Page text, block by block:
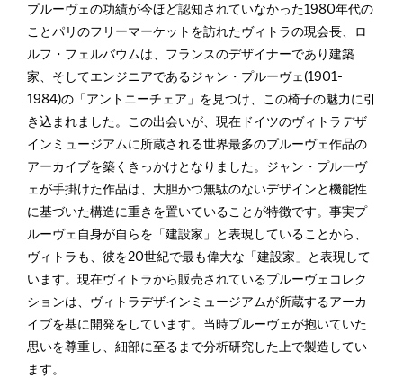
プルーヴェの功績が今ほど認知されていなかった1980年代の
ことパリのフリーマーケットを訪れたヴィトラの現会長、ロ
ルフ・フェルバウムは、フランスのデザイナーであり建築
家、そしてエンジニアであるジャン・プルーヴェ(1901-
1984)の「アントニーチェア」を見つけ、この椅子の魅力に引
き込まれました。この出会いが、現在ドイツのヴィトラデザ
インミュージアムに所蔵される世界最多のプルーヴェ作品の
アーカイブを築くきっかけとなりました。ジャン・プルーヴ
ェが手掛けた作品は、大胆かつ無駄のないデザインと機能性
に基づいた構造に重きを置いていることが特徴です。事実プ
ルーヴェ自身が自らを「建設家」と表現していることから、
ヴィトラも、彼を20世紀で最も偉大な「建設家」と表現して
います。現在ヴィトラから販売されているプルーヴェコレク
ションは、ヴィトラデザインミュージアムが所蔵するアーカ
イブを基に開発をしています。当時プルーヴェが抱いていた
思いを尊重し、細部に至るまで分析研究した上で製造してい
ます。